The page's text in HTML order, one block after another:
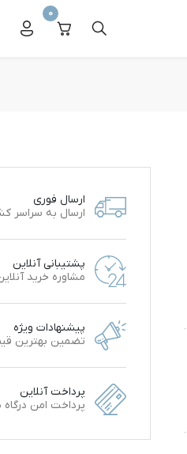
0
ارسال فوری
ارسال به سراسر
پشتیبانی آنلاین
مشاوره خرید
پیشنهادات ویژه
تضمین بهترین
پرداخت آنلاین
پرداخت امن درگاه